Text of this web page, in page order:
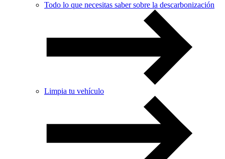
Todo lo que necesitas saber sobre la descarbonización
Limpia tu vehículo